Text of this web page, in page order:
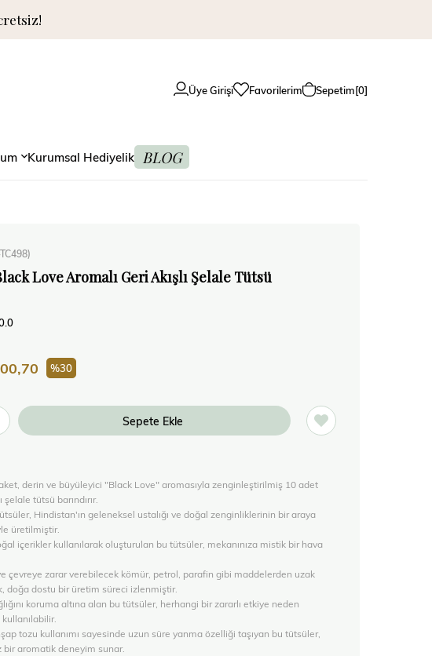
Üye Girişi Favorilerim Sepetim 0
Kurumsal Hediyelik BLOG
Love Aromalı Geri Akışlı Şelale Tütsü
30
derin ve büyüleyici "Black Love" aromasıyla zenginleştirilmiş 10 adet
şelale tütsü barındırır.
Hindistan'ın geleneksel ustalığı ve doğal zenginliklerinin bir araya
üretilmiştir.
içerikler kullanılarak oluşturulan bu tütsüler, mekanınıza mistik bir hava
çevreye zarar verebilecek kömür, petrol, parafin gibi maddelerden uzak
doğa dostu bir üretim süreci izlenmiştir.
koruma altına alan bu tütsüler, herhangi bir zararlı etkiye neden
tozu kullanımı sayesinde uzun süre yanma özelliği taşıyan bu tütsüler,
bir aromatik deneyim sunar.